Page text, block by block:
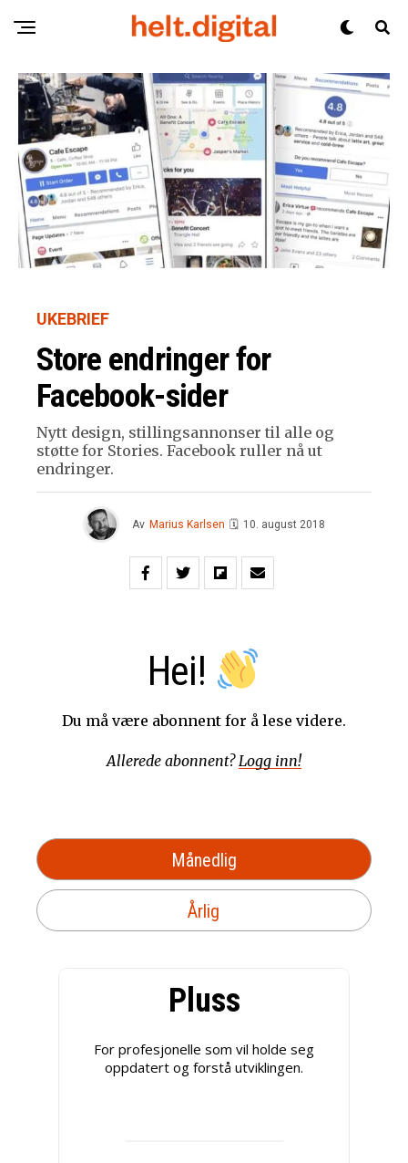
UKEBRIEF
Store endringer for
Facebook-sider
Nytt design, stillingsannonser til alle og
støtte for Stories. Facebook ruller nå ut
endringer.
Av Marius Karlsen 🗓 10. august 2018
Hei!
Du må være abonnent for å lese videre.
Allerede abonnent? Logg inn!
Månedlig
Årlig
Pluss
For profesjonelle som vil holde seg
oppdatert og forstå utviklingen.